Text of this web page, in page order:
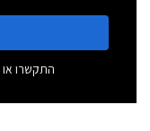
התקשרו או